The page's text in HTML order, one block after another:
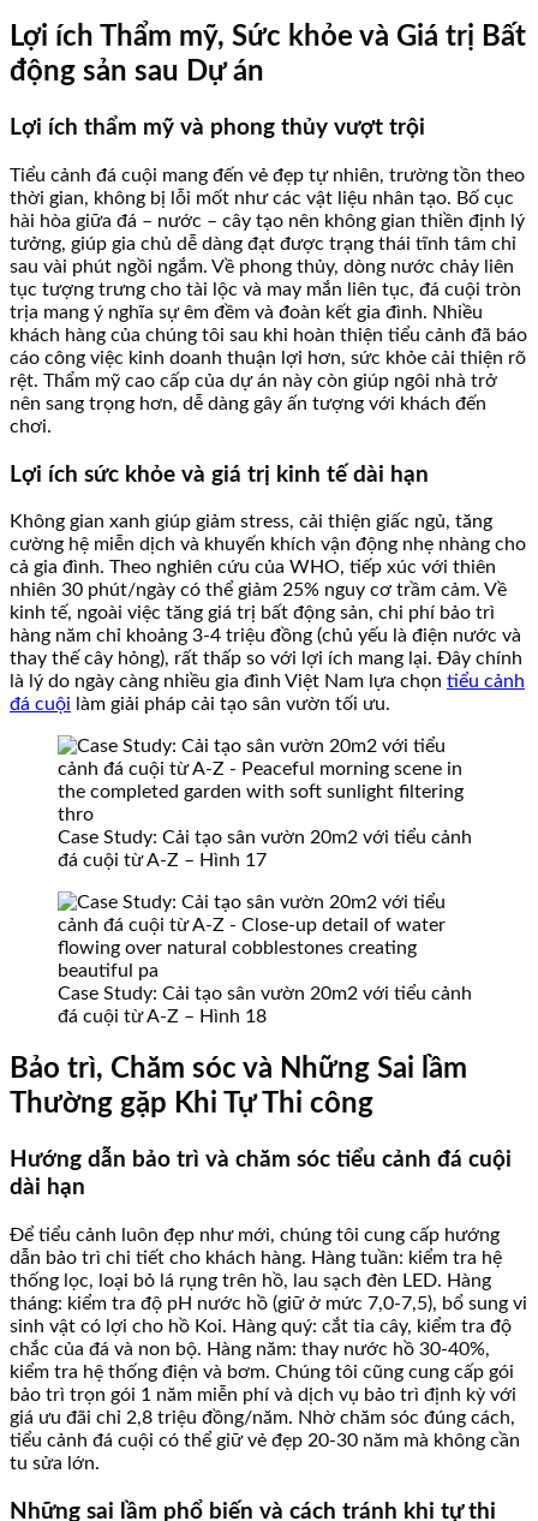
Lợi ích Thẩm mỹ, Sức khỏe và Giá trị Bất
động sản sau Dự án
Lợi ích thẩm mỹ và phong thủy vượt trội
Tiểu cảnh đá cuội mang đến vẻ đẹp tự nhiên, trường tồn theo
thời gian, không bị lỗi mốt như các vật liệu nhân tạo. Bố cục
hài hòa giữa đá – nước – cây tạo nên không gian thiền định lý
tưởng, giúp gia chủ dễ dàng đạt được trạng thái tĩnh tâm chỉ
sau vài phút ngồi ngắm. Về phong thủy, dòng nước chảy liên
tục tượng trưng cho tài lộc và may mắn liên tục, đá cuội tròn
trịa mang ý nghĩa sự êm đềm và đoàn kết gia đình. Nhiều
khách hàng của chúng tôi sau khi hoàn thiện tiểu cảnh đã báo
cáo công việc kinh doanh thuận lợi hơn, sức khỏe cải thiện rõ
rệt. Thẩm mỹ cao cấp của dự án này còn giúp ngôi nhà trở
nên sang trọng hơn, dễ dàng gây ấn tượng với khách đến
chơi.
Lợi ích sức khỏe và giá trị kinh tế dài hạn
Không gian xanh giúp giảm stress, cải thiện giấc ngủ, tăng
cường hệ miễn dịch và khuyến khích vận động nhẹ nhàng cho
cả gia đình. Theo nghiên cứu của WHO, tiếp xúc với thiên
nhiên 30 phút/ngày có thể giảm 25% nguy cơ trầm cảm. Về
kinh tế, ngoài việc tăng giá trị bất động sản, chi phí bảo trì
hàng năm chỉ khoảng 3-4 triệu đồng (chủ yếu là điện nước và
thay thế cây hỏng), rất thấp so với lợi ích mang lại. Đây chính
là lý do ngày càng nhiều gia đình Việt Nam lựa chọn tiểu cảnh
đá cuội làm giải pháp cải tạo sân vườn tối ưu.
Case Study: Cải tạo sân vườn 20m2 với tiểu cảnh
đá cuội từ A-Z – Hình 17
Case Study: Cải tạo sân vườn 20m2 với tiểu cảnh
đá cuội từ A-Z – Hình 18
Bảo trì, Chăm sóc và Những Sai lầm
Thường gặp Khi Tự Thi công
Hướng dẫn bảo trì và chăm sóc tiểu cảnh đá cuội
dài hạn
Để tiểu cảnh luôn đẹp như mới, chúng tôi cung cấp hướng
dẫn bảo trì chi tiết cho khách hàng. Hàng tuần: kiểm tra hệ
thống lọc, loại bỏ lá rụng trên hồ, lau sạch đèn LED. Hàng
tháng: kiểm tra độ pH nước hồ (giữ ở mức 7,0-7,5), bổ sung vi
sinh vật có lợi cho hồ Koi. Hàng quý: cắt tỉa cây, kiểm tra độ
chắc của đá và non bộ. Hàng năm: thay nước hồ 30-40%,
kiểm tra hệ thống điện và bơm. Chúng tôi cũng cung cấp gói
bảo trì trọn gói 1 năm miễn phí và dịch vụ bảo trì định kỳ với
giá ưu đãi chỉ 2,8 triệu đồng/năm. Nhờ chăm sóc đúng cách,
tiểu cảnh đá cuội có thể giữ vẻ đẹp 20-30 năm mà không cần
tu sửa lớn.
Những sai lầm phổ biến và cách tránh khi tự thi